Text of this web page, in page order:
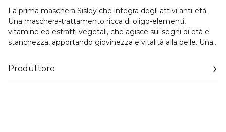
La prima maschera Sisley che integra degli attivi anti-età.
Una maschera-trattamento ricca di oligo-elementi,
vitamine ed estratti vegetali, che agisce sui segni di età e
stanchezza, apportando giovinezza e vitalità alla pelle. Una
incarnato luminoso e una pelle come ridensificata in soli 15
minuti. Azione levigante e ridensificante, rivitalizzante e
idratante, addolcente e riparatrice. Deliziosamente
Produttore